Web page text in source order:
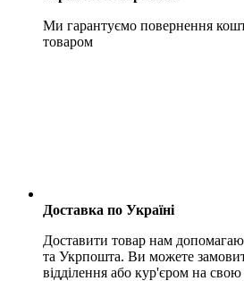
Ми гарантуємо повернення
товаром
Доставка по Україні
Доставити товар нам
та Укрпошта. Ви можете
відділення або кур'єром на свою